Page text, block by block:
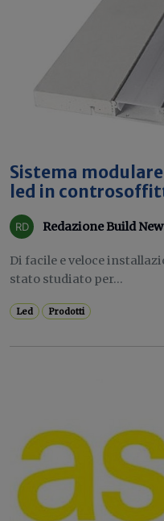
Sistema
led in
Redazione Build
Di facile e veloce
stato studiato per...
Led Prodotti